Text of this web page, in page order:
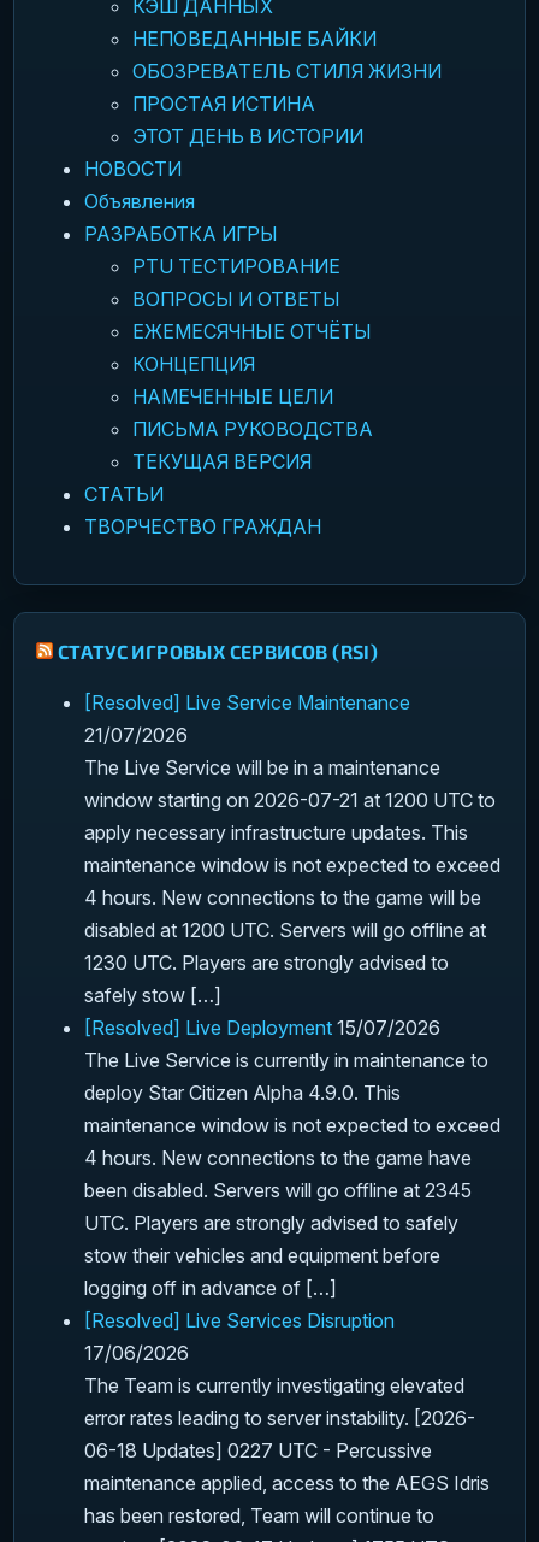
КЭШ ДАННЫХ
НЕПОВЕДАННЫЕ БАЙКИ
ОБОЗРЕВАТЕЛЬ СТИЛЯ ЖИЗНИ
ПРОСТАЯ ИСТИНА
ЭТОТ ДЕНЬ В ИСТОРИИ
НОВОСТИ
Объявления
РАЗРАБОТКА ИГРЫ
PTU ТЕСТИРОВАНИЕ
ВОПРОСЫ И ОТВЕТЫ
ЕЖЕМЕСЯЧНЫЕ ОТЧЁТЫ
КОНЦЕПЦИЯ
НАМЕЧЕННЫЕ ЦЕЛИ
ПИСЬМА РУКОВОДСТВА
ТЕКУЩАЯ ВЕРСИЯ
СТАТЬИ
ТВОРЧЕСТВО ГРАЖДАН
СТАТУС ИГРОВЫХ СЕРВИСОВ (RSI)
[Resolved] Live Service Maintenance
21/07/2026
The Live Service will be in a maintenance
window starting on 2026-07-21 at 1200 UTC to
apply necessary infrastructure updates. This
maintenance window is not expected to exceed
4 hours. New connections to the game will be
disabled at 1200 UTC. Servers will go offline at
1230 UTC. Players are strongly advised to
safely stow […]
[Resolved] Live Deployment 15/07/2026
The Live Service is currently in maintenance to
deploy Star Citizen Alpha 4.9.0. This
maintenance window is not expected to exceed
4 hours. New connections to the game have
been disabled. Servers will go offline at 2345
UTC. Players are strongly advised to safely
stow their vehicles and equipment before
logging off in advance of […]
[Resolved] Live Services Disruption
17/06/2026
The Team is currently investigating elevated
error rates leading to server instability. [2026-
06-18 Updates] 0227 UTC - Percussive
maintenance applied, access to the AEGS Idris
has been restored, Team will continue to